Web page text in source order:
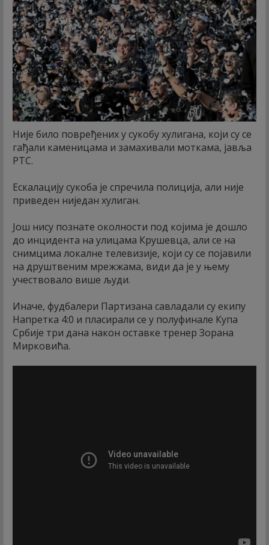
Није било повређених у сукобу хулигана, који су се
гађали каменицама и замахивали моткама, јавља
РТС.
Ескалацију сукоба је спречила полиција, али није
приведен ниједан хулиган.
Још нису познате околности под којима је дошло
до инцидента на улицама Крушевца, али се на
снимцима локалне телевизије, који су се појавили
на друштвеним мрежжама, види да је у њему
учествовало више људи.
Иначе, фудбалери Партизана савладали су екипу
Напретка 4:0 и пласирали се у полуфинале Купа
Србије три дана након оставке тренер Зорана
Мирковића.